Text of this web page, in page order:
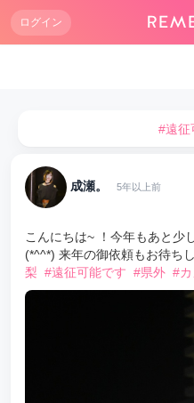
ログイン
#遠征
成瀬。 5年以上前
こんにちは~ ！今年もあと少
(*^^*) 来年の御依頼もお待ち
梨 #遠征可能です #県外 #